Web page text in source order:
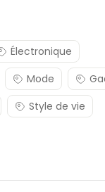
Électronique
Mode
Style de vie